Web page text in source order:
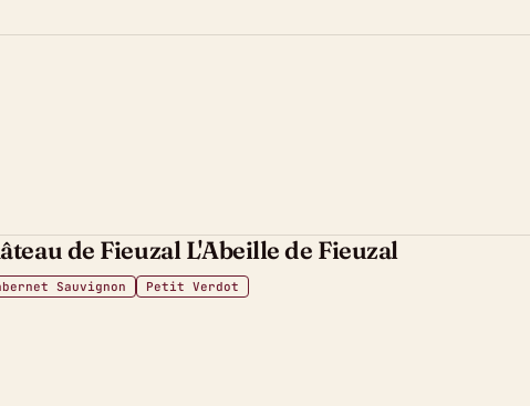
de Fieuzal L'Abeille de Fieuzal
Sauvignon Petit Verdot